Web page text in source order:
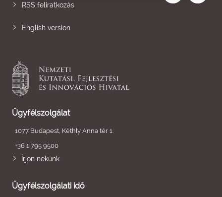
RSS feliratkozás
English version
Ügyfélszolgálat
1077 Budapest, Kéthly Anna tér 1.
+36 1 795 9500
Írjon nekünk
Ügyfélszolgálati idő